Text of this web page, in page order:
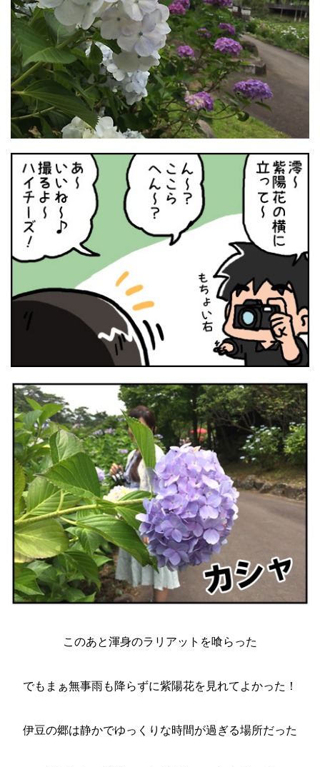
このあと渾身のラリアットを喰らった
でもまぁ無事雨も降らずに紫陽花を見れてよかった！
伊豆の郷は静かでゆっくりな時間が過ぎる場所だった